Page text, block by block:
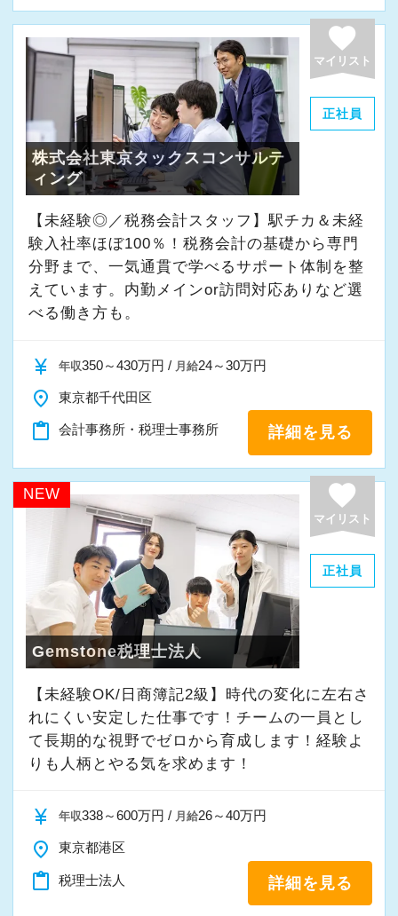
経験やスキルももちろん重要ですが、それ以上
に周囲への思いやりや感謝の気持ちを持ち、誠
実に仕事へ向き合える方と一緒に働きたいと考
えています。
・素直な姿勢で新しいことを学べる方
・周囲と協力しながら業務を進められる方
・お客様や仲間に対して誠実に対応できる方
・成長意欲を持ち、前向きにチャレンジできる
方
また、当事務所ではDX化や業務改善などにも積
「まずはやってみる」
「新しいことにも前向きに挑戦してみる」
そんな姿勢をお持ちの方であれば、経験を活か
しながらさらに成長できる環境です。
一緒に学び、成長しながら、お客様のお役に立
てる仕事をしていきませんか。
★事務所の理念★
～事業の発展に寄与するために、公正で健全な
会計・税務を通じて、貢献できる価値を提供
し、人生豊かで幸せになるための力となること
～
当事務所では、経営者やそこで働く社員の皆さ
まがより良い未来を実現できるよう、日々業務
に取り組んでいます。
を感じながら、安心して長く働ける事務所であ
りたいと考えています。
私たちと一緒に成長しながら働いてみません
favorite
マイリスト
正社員
株式会社東京タックスコンサルテ
ィング
【未経験◎／税務会計スタッフ】駅チカ＆未経
験入社率ほぼ100％！税務会計の基礎から専門
分野まで、一気通貫で学べるサポート体制を整
えています。内勤メインor訪問対応ありなど選
べる働き方も。
currency_yen 年収350～430万円 / 月給24～30万円
place 東京都千代田区
content_paste 会計事務所・税理士事務所 詳細を見る
NEW favorite
マイリスト
正社員
Gemstone税理士法人
【未経験OK/日商簿記2級】時代の変化に左右さ
れにくい安定した仕事です！チームの一員とし
て⻑期的な視野でゼロから育成します！経験よ
りも人柄とやる気を求めます！
currency_yen 年収338～600万円 / 月給26～40万円
place 東京都港区
content_paste 税理士法人 詳細を見る